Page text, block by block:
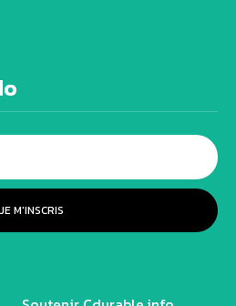
JE M'INSCRIS